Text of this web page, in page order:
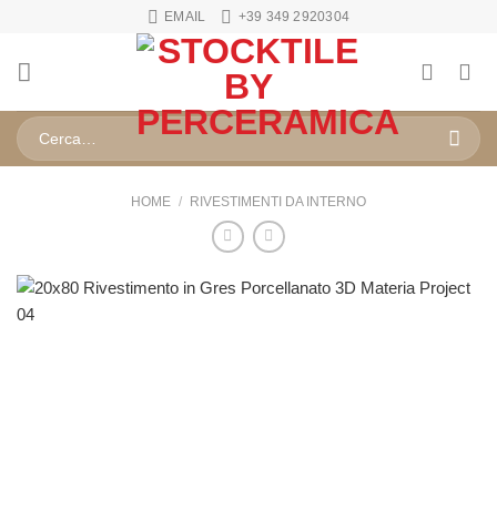
contenuti
EMAIL +39 349 2920304
Cerca:
HOME / RIVESTIMENTI DA INTERNO